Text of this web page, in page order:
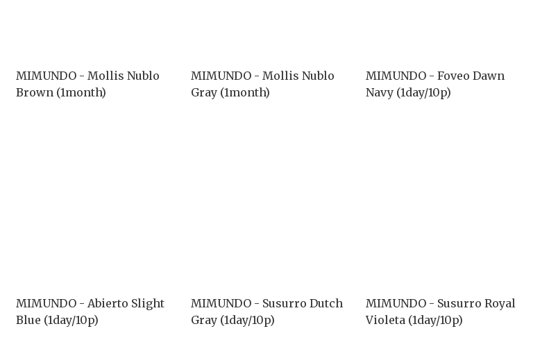
MIMUNDO - Mollis Nublo
Brown (1month)
MIMUNDO - Mollis Nublo
Gray (1month)
MIMUNDO - Foveo Dawn
Navy (1day/10p)
MIMUNDO - Abierto Slight
Blue (1day/10p)
MIMUNDO - Susurro Dutch
Gray (1day/10p)
MIMUNDO - Susurro Royal
Violeta (1day/10p)